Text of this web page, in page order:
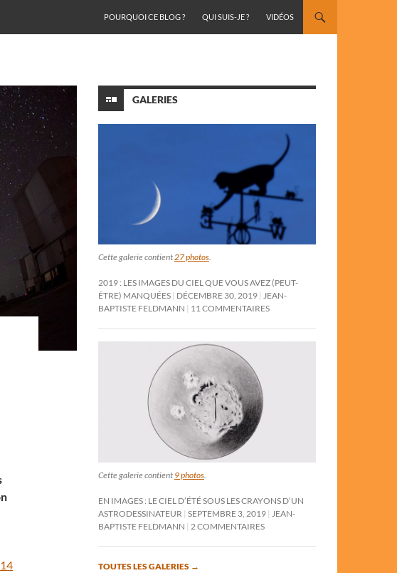
POURQUOI CE BLOG ?
QUI SUIS-JE ? VIDÉOS
GALERIES
Cette galerie contient27 photos.
2019 : LES IMAGES DU CIEL QUE VOUS AVEZ (PEUT-
ÊTRE) MANQUÉES DÉCEMBRE 30, 2019 JEAN-
BAPTISTE FELDMANN
11 COMMENTAIRES
Cette galerie contient 9 photos
EN IMAGES : LE CIEL D’ÉTÉ SOUS LES CRAYONS D’UN
ASTRODESSINATEUR SEPTEMBRE 3, 2019
JEAN-
BAPTISTE FELDMANN
2 COMMENTAIRES
TOUTES LES GALERIES →